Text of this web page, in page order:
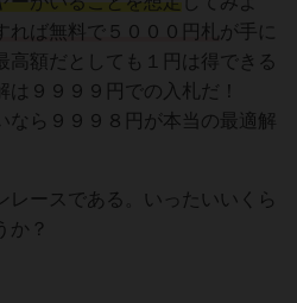
れば無料で５０００円札
が手に
高額だとしても１円は得できる
９９９９円での入札だ！
なら９９９８円が本当の最適解
レースである。いったいいくら
か？